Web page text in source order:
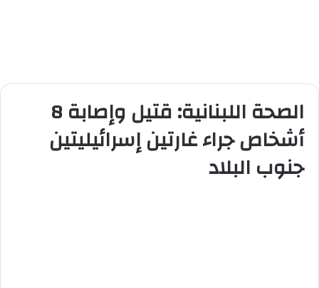
الصحة اللبنانية: قتيل وإصابة 8
أشخاص جراء غارتين إسرائيليتين
جنوب البلاد